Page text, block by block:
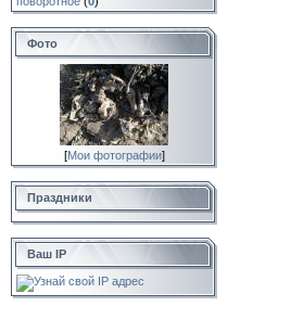
Фото
[Мои фотографии]
Праздники
Ваш IP